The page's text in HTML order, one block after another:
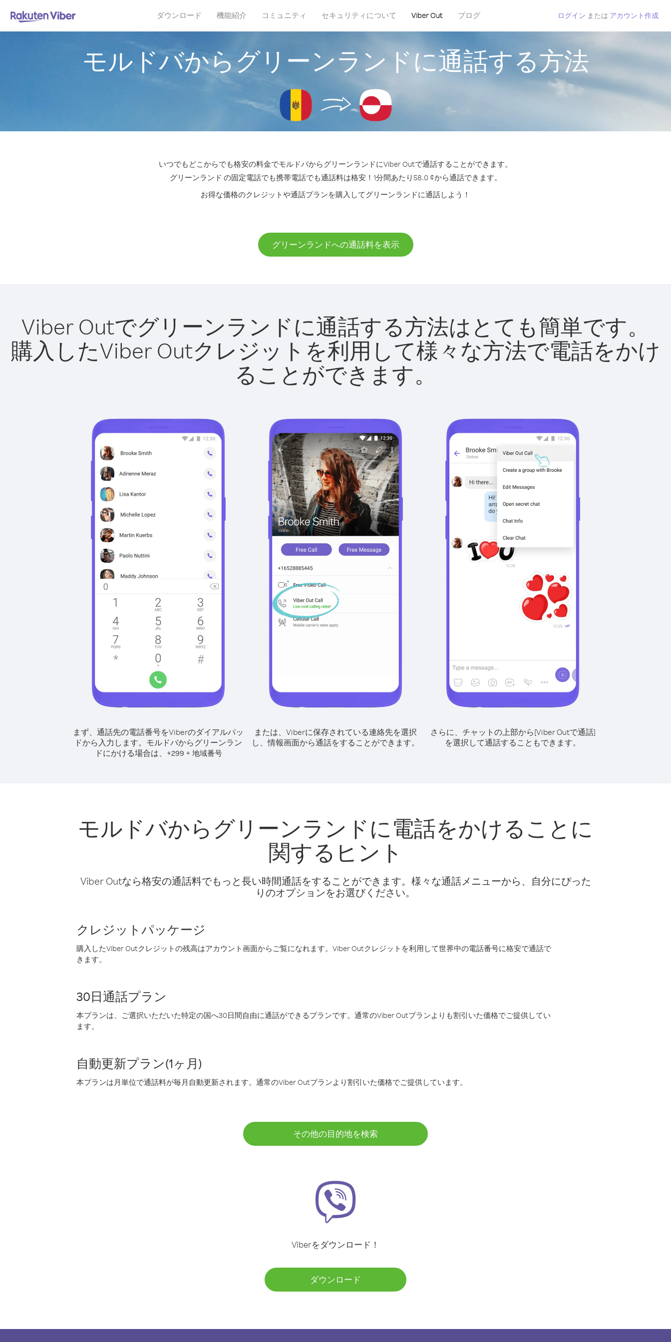
ダウンロード 機能紹介 コミュニティ セキュリティについて Viber Out ブログ ログイン または アカウント作成
モルドバからグリーンランドに通話する方法
いつでもどこからでも格安の料金でモルドバからグリーンランドにViber Outで通話することができます。
グリーンランド の固定電話でも携帯電話でも通話料は格安！1分間あたり58.0 ¢から通話できます。
お得な価格のクレジットや通話プランを購入してグリーンランドに通話しよう！
グリーンランドへの通話料を表示
Viber Outでグリーンランドに通話する方法はとても簡単です。
購入したViber Outクレジットを利用して様々な方法で電話をかけ
ることができます。
まず、通話先の電話番号をViberのダイアルパッ
ドから入力します。 モルドバからグリーンラン
ドにかける場合は、
+299 + 地域番号
または、Viberに保存されている連絡先を選択
し、情報画面から通話をすることができます。
さらに、チャットの上部から[Viber Outで通話]
を選択して通話することもできます。
モルドバからグリーンランドに電話をかけることに
関するヒント
Viber Outなら格安の通話料でもっと長い時間通話をすることができます。様々な通話メニューから、自分にぴった
りのオプションをお選びください。
クレジットパッケージ
購入したViber Outクレジットの残高はアカウント画面からご覧になれます。Viber Outクレジットを利用して世界中の電話番号に格安で通話で
きます。
30日通話プラン
本プランは、ご選択いただいた特定の国へ30日間自由に通話ができるプランです。通常のViber Outプランよりも割引いた価格でご提供してい
ます。
自動更新プラン(1ヶ月)
本プランは月単位で通話料が毎月自動更新されます。通常のViber Outプランより割引いた価格でご提供しています。
その他の目的地を検索
Viberをダウンロード！
ダウンロード